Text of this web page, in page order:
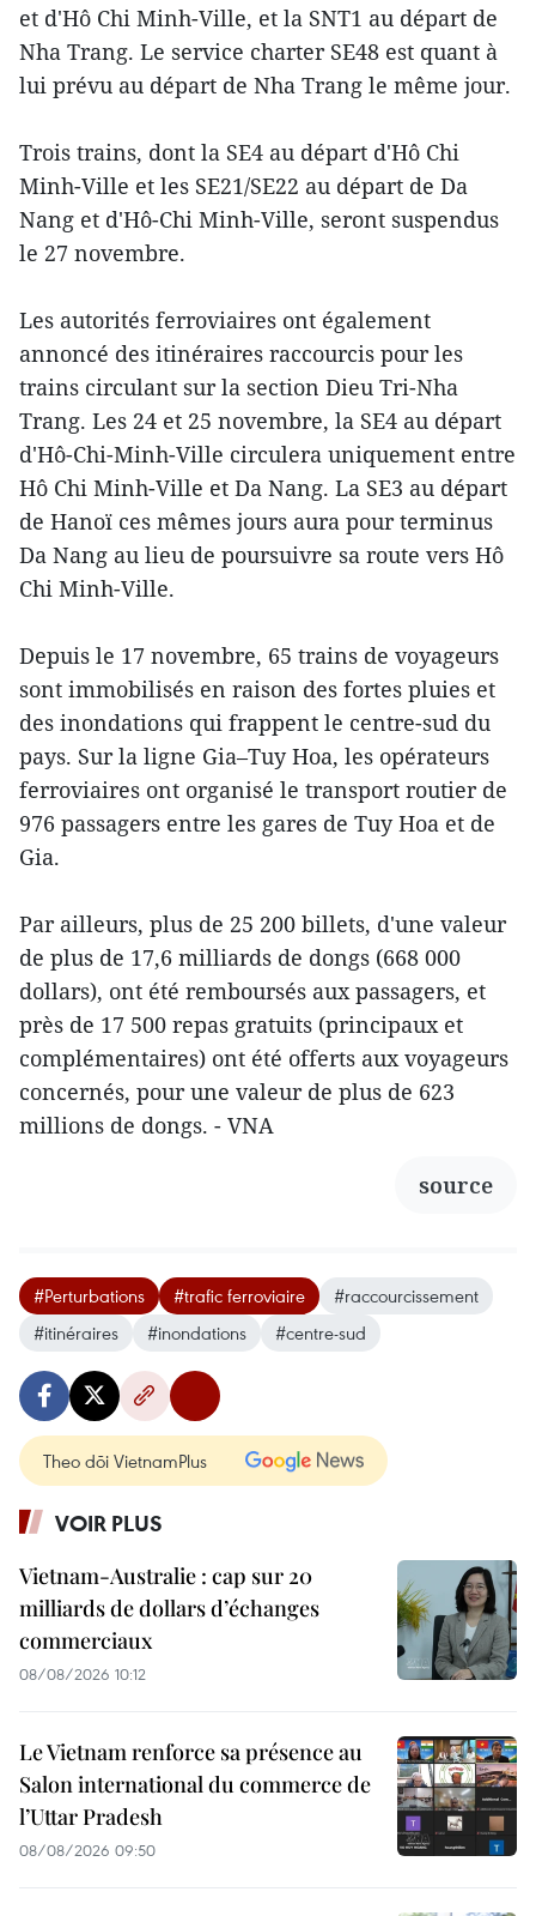
et d'Hô Chi Minh-Ville, et la SNT1 au départ de
Nha Trang. Le service charter SE48 est quant à
lui prévu au départ de Nha Trang le même jour.
Trois trains, dont la SE4 au départ d'Hô Chi
Minh-Ville et les SE21/SE22 au départ de Da
Nang et d'Hô-Chi Minh-Ville, seront suspendus
le 27 novembre.
Les autorités ferroviaires ont également
annoncé des itinéraires raccourcis pour les
trains circulant sur la section Dieu Tri-Nha
Trang. Les 24 et 25 novembre, la SE4 au départ
d'Hô-Chi-Minh-Ville circulera uniquement entre
Hô Chi Minh-Ville et Da Nang. La SE3 au départ
de Hanoï ces mêmes jours aura pour terminus
Da Nang au lieu de poursuivre sa route vers Hô
Chi Minh-Ville.
Depuis le 17 novembre, 65 trains de voyageurs
sont immobilisés en raison des fortes pluies et
des inondations qui frappent le centre-sud du
pays. Sur la ligne Gia–Tuy Hoa, les opérateurs
ferroviaires ont organisé le transport routier de
976 passagers entre les gares de Tuy Hoa et de
Gia.
Par ailleurs, plus de 25 200 billets, d'une valeur
de plus de 17,6 milliards de dongs (668 000
dollars), ont été remboursés aux passagers, et
près de 17 500 repas gratuits (principaux et
complémentaires) ont été offerts aux voyageurs
concernés, pour une valeur de plus de 623
millions de dongs. - VNA
source
#Perturbations #trafic ferroviaire
#raccourcissement
#itinéraires
#inondations #centre-sud
Theo dõi VietnamPlus
VOIR PLUS
Vietnam-Australie : cap sur 20
milliards de dollars d’échanges
commerciaux
08/08/2026 10:12
Le Vietnam renforce sa présence au
Salon international du commerce de
l’Uttar Pradesh
08/08/2026 09:50